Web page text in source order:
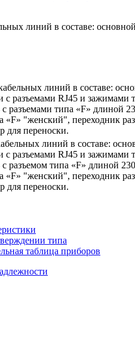
линий в составе:
линий в составе:
с разъемами RJ45 и
разъемами типа «F» длиной
«F» "женский", переходник
для переноски.
линий в составе:
с разъемами RJ45 и
разъемом типа «F» длиной
«F» "женский", переходник
для переноски.
типа
таблица приборов